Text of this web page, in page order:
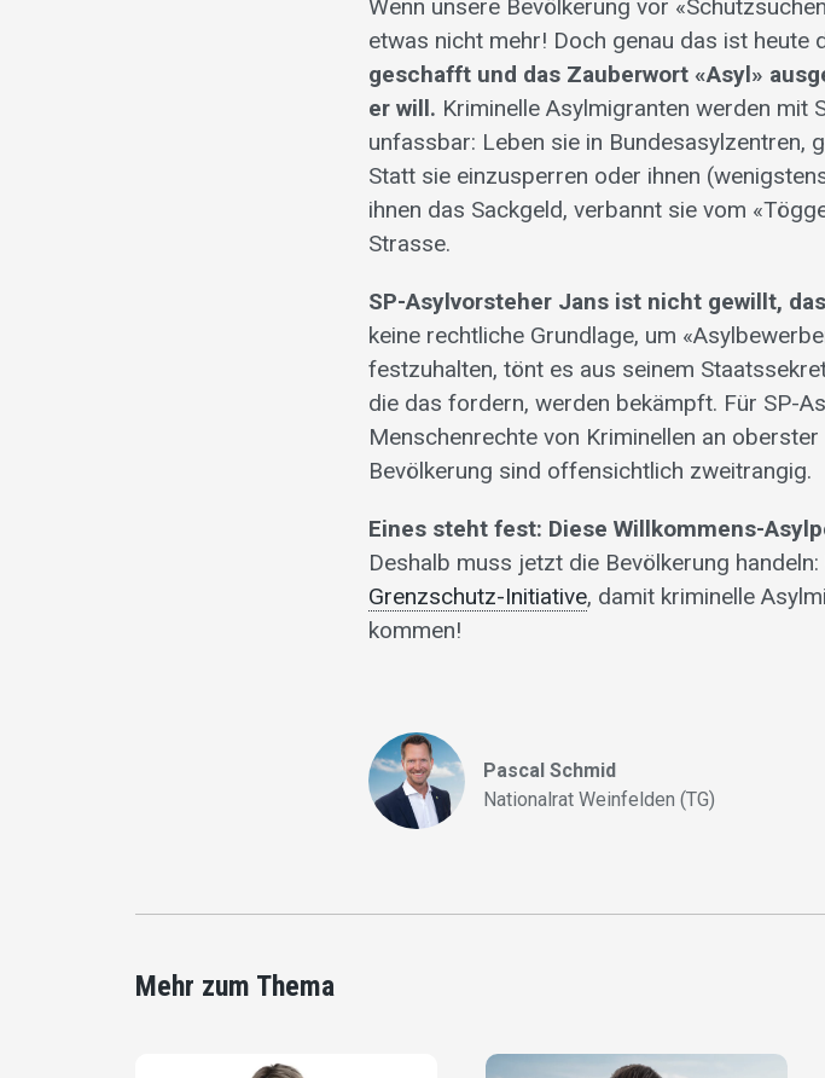
Wenn unsere Bevölkerung vor
etwas nicht mehr! Doch genau das ist heute
geschafft und das Zauberwort «Asyl»
er will. Kriminelle Asylmigranten werden mit
unfassbar: Leben sie in Bundesasylzentren,
Statt sie einzusperren oder ihnen
ihnen das Sackgeld, verbannt sie vom
Strasse.
SP-Asylvorsteher Jans ist nicht gewillt,
keine rechtliche Grundlage, um
festzuhalten, tönt es aus seinem
die das fordern, werden bekämpft. Für SP-
Menschenrechte von Kriminellen an
Bevölkerung sind offensichtlich zweitrangig.
Eines steht fest: Diese Willkommens-
Deshalb muss jetzt die Bevölkerung
Grenzschutz-Initiative, damit kriminelle
kommen!
Pascal Schmid
Nationalrat Weinfelden (TG)
Mehr zum Thema